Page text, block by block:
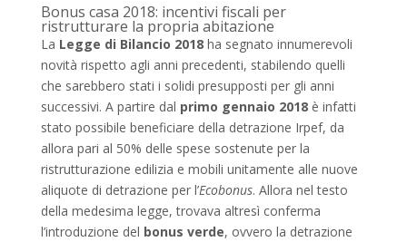
Bonus casa 2018: incentivi fiscali per
ristrutturare la propria abitazione
La Legge di Bilancio 2018ha segnato innumerevoli
novità rispetto agli anni precedenti, stabilendo quelli
che sarebbero stati i solidi presupposti per gli anni
successivi. A partire dal primo gennaio 2018è infatti
stato possibile beneficiare della detrazione Irpef, da
allora pari al 50% delle spese sostenute per la
ristrutturazione edilizia e mobili unitamente alle nuove
aliquote di detrazione per l’Ecobonus. Allora nel testo
della medesima legge, trovava altresì conferma
l’introduzione del bonus verde, ovvero la detrazione